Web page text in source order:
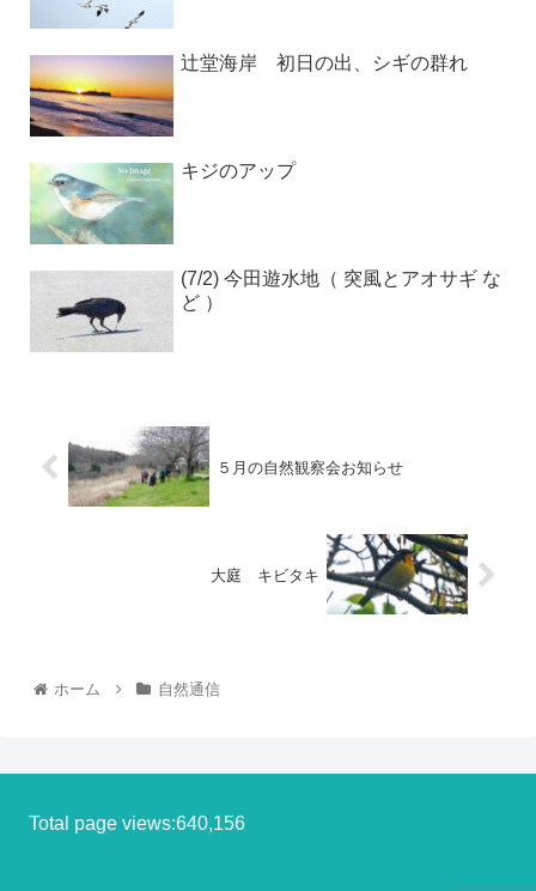
辻堂海岸 初日の出、シギの群れ
キジのアップ
(7/2) 今田遊水地（ 突風とアオサギ な
ど ）
５月の自然観察会お知らせ
大庭 キビタキ
ホーム 自然通信
Total page views:640,156